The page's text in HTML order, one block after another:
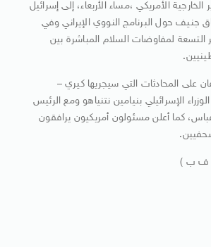
الأمريكي ،مساء الأربعاء، إلى إسرائيل
جنيف حول البرنامج النووي الإيراني وفي
لمفاوضات السلام المباشرة بين
على المحادثات التي سيجريها كيري –
الإسرائيلي بنيامين نتنياهو ومع الرئيس
كما أعلن مسئولون أمريكيون يرافقون
أ ف ب )